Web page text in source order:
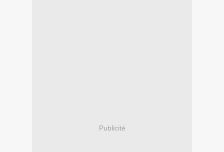
Publicité